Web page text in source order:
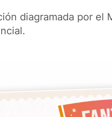
diagramada por